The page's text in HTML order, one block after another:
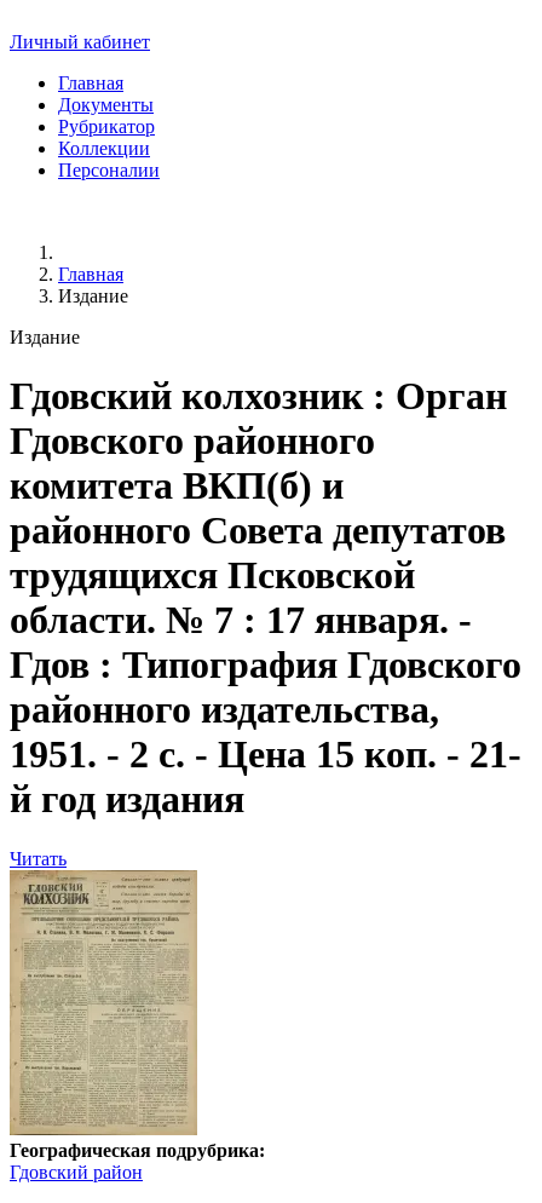
Личный кабинет
Главная
Документы
Рубрикатор
Коллекции
Персоналии
Главная
Издание
Издание
Гдовский колхозник: Орган
Гдовского районного
комитета ВКП(б) и
районного Совета депутатов
трудящихся Псковской
области. № 7 : 17 января. -
Гдов : Типография Гдовского
районного издательства,
1951. - 2 с. - Цена 15 коп. - 21-
й год издания
Читать
Географическая подрубрика:
Гдовский район